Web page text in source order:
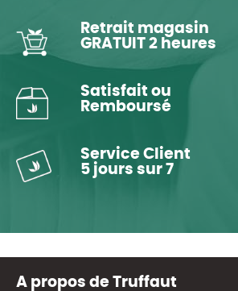
Retrait magasin
GRATUIT 2 heures
Satisfait ou
Remboursé
Service Client
5 jours sur 7
A propos de Truffaut